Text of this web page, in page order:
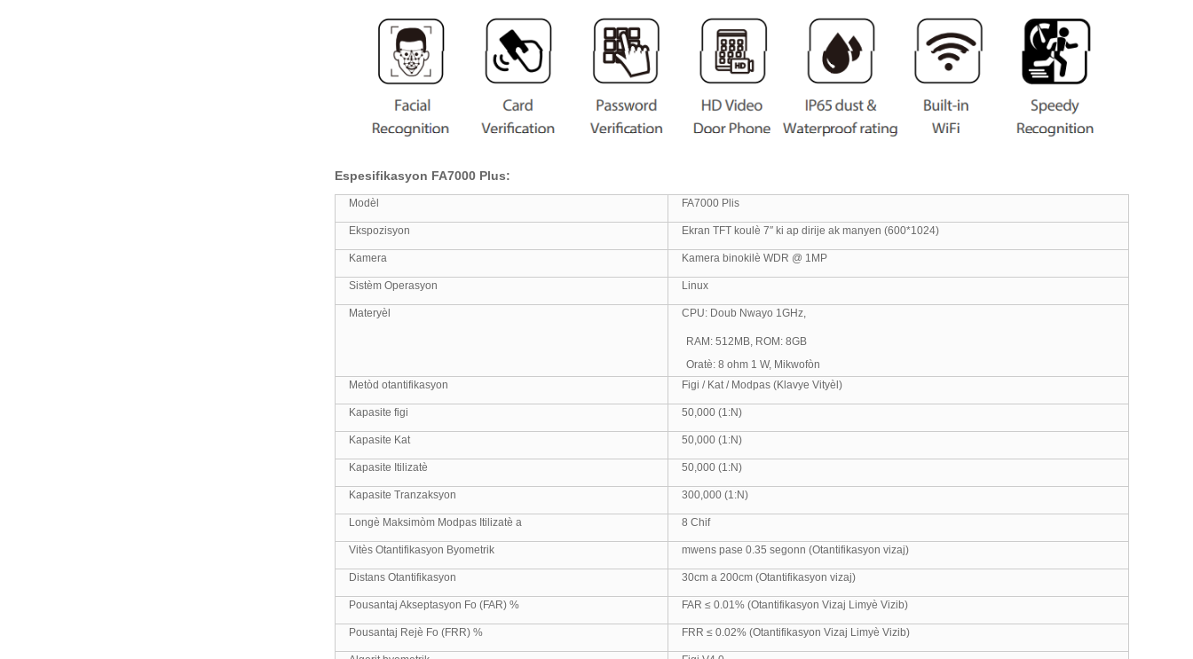
Espesifikasyon FA7000 Plus:
Modèl FA7000 Plis
Ekspozisyon Ekran TFT koulè 7″ ki ap dirije ak manyen (600*1024)
Kamera Kamera binokilè WDR @ 1MP
Sistèm Operasyon Linux
Materyèl CPU: Doub Nwayo 1GHz,
RAM: 512MB, ROM: 8GB
Oratè: 8 ohm 1 W, Mikwofòn
Metòd otantifikasyon
Figi / Kat / Modpas (Klavye Vityèl)
Kapasite figi 50,000 (1:N)
Kapasite Kat 50,000 (1:N)
Kapasite Itilizatè 50,000 (1:N)
Kapasite Tranzaksyon 300,000 (1:N)
Longè Maksimòm Modpas Itilizatè a 8 Chif
Vitès Otantifikasyon Byometrik mwens pase 0.35 segonn (Otantifikasyon vizaj)
Distans Otantifikasyon 30cm a 200cm (Otantifikasyon vizaj)
Pousantaj Akseptasyon Fo (FAR) % FAR ≤ 0.01% (Otantifikasyon Vizaj Limyè Vizib)
Pousantaj Rejè Fo (FRR) % FRR ≤ 0.02% (Otantifikasyon Vizaj Limyè Vizib)